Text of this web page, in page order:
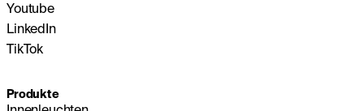
Youtube
LinkedIn
TikTok
Produkte